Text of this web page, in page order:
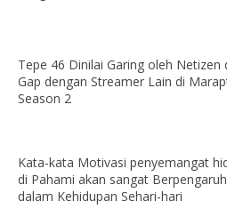
Tepe 46 Dinilai Garing oleh Netizen
Gap dengan Streamer Lain di
Season 2
Kata-kata Motivasi penyemangat
di Pahami akan sangat
dalam Kehidupan Sehari-hari